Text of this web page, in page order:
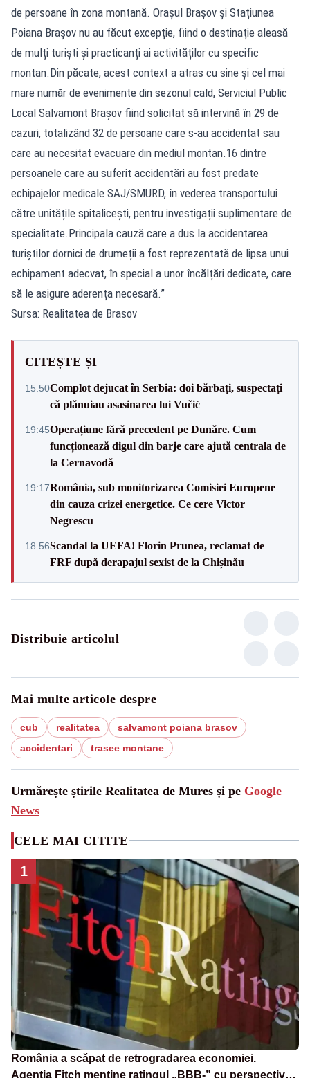
de persoane în zona montană. Orașul Brașov și Stațiunea
Poiana Brașov nu au făcut excepție, fiind o destinație aleasă
de mulți turiști și practicanți ai activităților cu specific
montan.Din păcate, acest context a atras cu sine și cel mai
mare număr de evenimente din sezonul cald, Serviciul Public
Local Salvamont Brașov fiind solicitat să intervină în 29 de
cazuri, totalizând 32 de persoane care s-au accidentat sau
care au necesitat evacuare din mediul montan.16 dintre
persoanele care au suferit accidentări au fost predate
echipajelor medicale SAJ/SMURD, în vederea transportului
către unitățile spitalicești, pentru investigații suplimentare de
specialitate.Principala cauză care a dus la accidentarea
turiștilor dornici de drumeții a fost reprezentată de lipsa unui
echipament adecvat, în special a unor încălțări dedicate, care
să le asigure aderența necesară.”
Sursa: Realitatea de Brasov
CITEȘTE ȘI
15:50Complot dejucat în Serbia: doi bărbați, suspectați
că plănuiau asasinarea lui Vučić
19:45Operațiune fără precedent pe Dunăre. Cum
funcționează digul din barje care ajută centrala de
la Cernavodă
19:17România, sub monitorizarea Comisiei Europene
din cauza crizei energetice. Ce cere Victor
Negrescu
18:56Scandal la UEFA! Florin Prunea, reclamat de
FRF după derapajul sexist de la Chișinău
Distribuie articolul
Mai multe articole despre
cub realitatea
salvamont poiana brasov
accidentari
trasee montane
Urmărește știrile Realitatea de Mures și pe Google
News
CELE MAI CITITE
1
România a scăpat de retrogradarea economiei.
Agenția Fitch menține ratingul „BBB-” cu perspectivă